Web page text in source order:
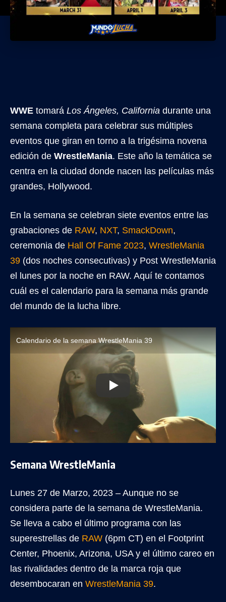
WWE tomará Los Ángeles, California durante una
semana completa para celebrar sus múltiples
eventos que giran en torno a la trigésima novena
edición de WrestleMania. Este año la temática se
centra en la ciudad donde nacen las películas más
grandes, Hollywood.
En la semana se celebran siete eventos entre las
grabaciones de RAW, NXT, SmackDown,
ceremonia de Hall Of Fame 2023, WrestleMania
39 (dos noches consecutivas) y Post WrestleMania
el lunes por la noche en RAW. Aquí te contamos
cuál es el calendario para la semana más grande
del mundo de la lucha libre.
Calendario de la semana WrestleMania 39
Semana WrestleMania
Lunes 27 de Marzo, 2023 – Aunque no se
considera parte de la semana de WrestleMania.
Se lleva a cabo el último programa con las
superestrellas de RAW (6pm CT) en el Footprint
Center, Phoenix, Arizona, USA y el último careo en
las rivalidades dentro de la marca roja que
desembocaran en WrestleMania 39.